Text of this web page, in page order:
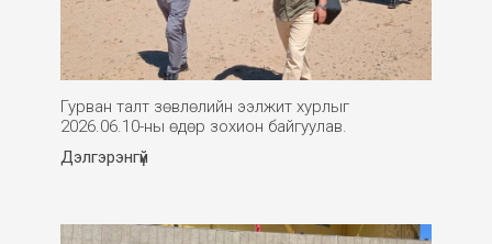
Гурван талт зөвлөлийн ээлжит хурлыг
2026.06.10-ны өдөр зохион байгуулав.
Дэлгэрэнгүй